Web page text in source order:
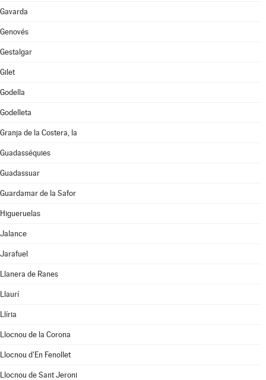
Gavarda
Genovés
Gestalgar
Gilet
Godella
Godelleta
Granja de la Costera, la
Guadasséquies
Guadassuar
Guardamar de la Safor
Higueruelas
Jalance
Jarafuel
Llanera de Ranes
Llaurí
Llíria
Llocnou de la Corona
Llocnou d'En Fenollet
Llocnou de Sant Jeroni